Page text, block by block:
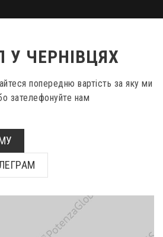
У ЧЕРНІВЦЯХ
попередню вартість за яку ми
зателефонуйте нам